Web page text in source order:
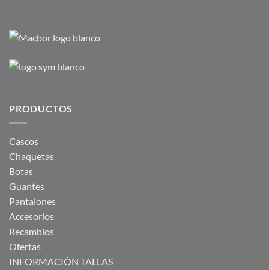
PRODUCTOS
Cascos
Chaquetas
Botas
Guantes
Pantalones
Accesorios
Recambios
Ofertas
INFORMACIÓN TALLAS